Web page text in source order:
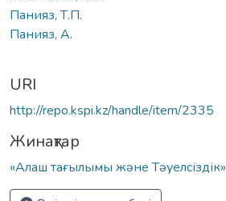
Панияз, Т.П.
Панияз, А.
URI
http://repo.kspi.kz/handle/item/2335
Жинақтар
«Алаш тағылымы және Тәуелсіздік»